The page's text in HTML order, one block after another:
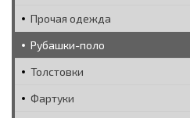
Прочая одежда
Рубашки-поло
Толстовки
Фартуки